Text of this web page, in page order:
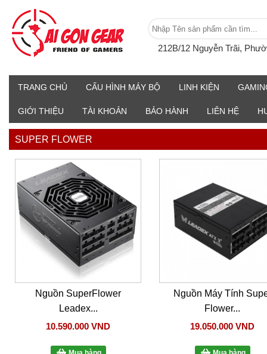
212B/12 Nguyễn Trãi,
TRANG CHỦ CẤU HÌNH MÁY BỘ LINH KIỆN
GIỚI THIỆU TÀI KHOẢN BẢO HÀNH LIÊN HỆ
SUPER FLOWER
Nguồn SuperFlower
Leadex...
10.590.000 VND
Nguồn Máy Tính
Flower...
19.050.000 VND